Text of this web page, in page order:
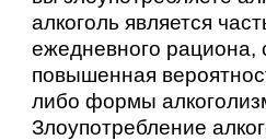
алкоголь является
ежедневного рациона,
повышенная
либо формы
Злоупотребление